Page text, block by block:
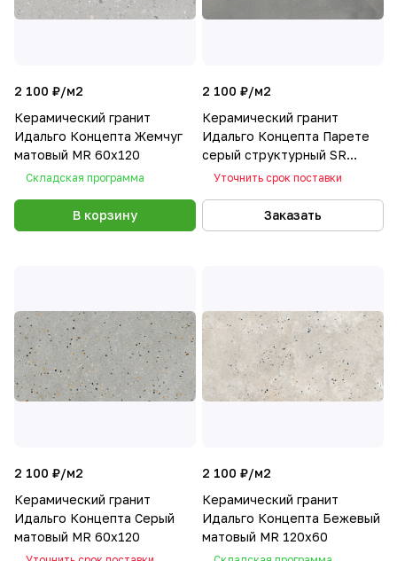
2 100 ₽/м2
Керамический гранит
Идальго Концепта Жемчуг
матовый MR 60x120
Складская программа
В корзину
2 100 ₽/м2
Керамический гранит
Идальго Концепта Парете
серый структурный SR
60x120
Уточнить срок поставки
Заказать
2 100 ₽/м2
Керамический гранит
Идальго Концепта Серый
матовый MR 60x120
2 100 ₽/м2
Керамический гранит
Идальго Концепта Бежевый
матовый MR 120x60